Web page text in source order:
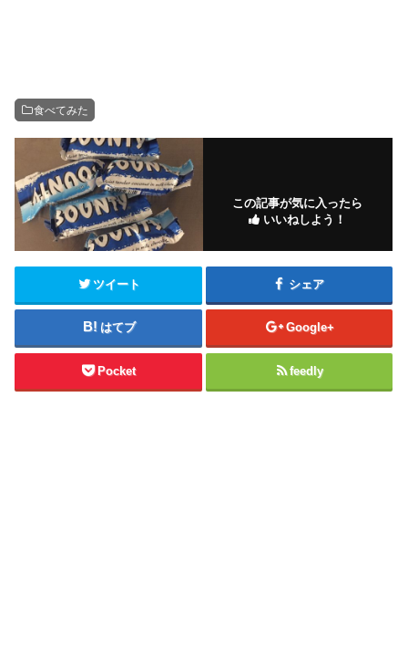
食べてみた
この記事が気に入ったら
いいねしよう！
ツイート シェア
はてブ Google+
Pocket feedly